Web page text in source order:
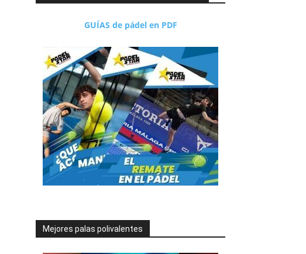
GUÍAS de pádel en PDF
Mejores palas polivalentes